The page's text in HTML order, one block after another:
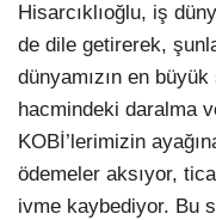
Hisarcıklıoğlu, iş
de dile getirerek,
dünyamızın en
hacmindeki daralma
KOBİ’lerimizin
ödemeler aksıyor,
ivme kaybediyor. Bu